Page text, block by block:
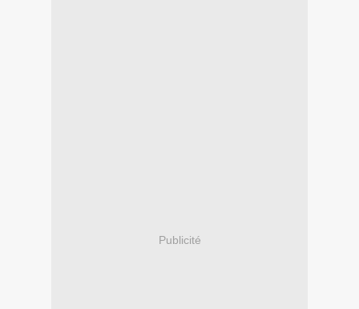
Publicité